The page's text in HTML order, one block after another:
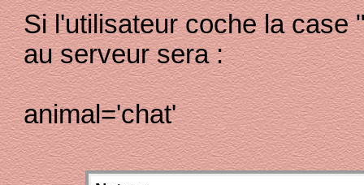
Si l'utilisateur coche la case
au serveur sera :
animal='chat'